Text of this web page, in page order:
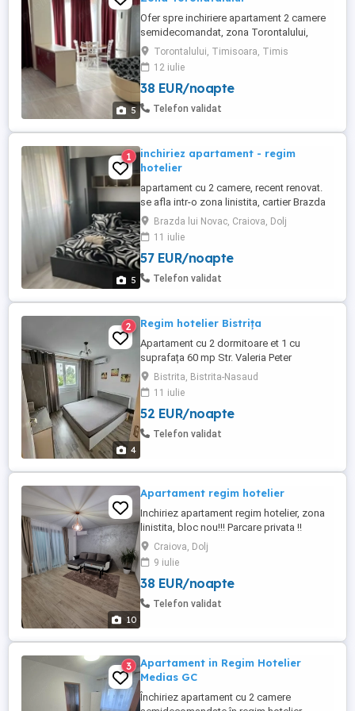
5
Ofer spre inchiriere apartament 2 camere
semidecomandat, zona Torontalului,
complex Toronto. Apartamentul este
complet mobilat si utilat, fiind format din
dormitor matrimonial, baie, living si
bucatarie open space ( coltarul NU este
extensibil) Pret 200ron zi
Torontalului, Timisoara, Timis
12 iulie
38 EUR/noapte
Telefon validat
5
1
inchiriez apartament - regim
hotelier
apartament cu 2 camere, recent renovat.
se afla intr-o zona linistita, cartier Brazda
lui Novac, langa statie de autobuz, statii
de taxi, magazine, piata, la 10 min de mers
pe jos de centrul orasului. facilitati:
bucatarie complet mobilata: plita pe gaz,
cuptor electric, frigider, sufragerie
Brazda lui Novac, Craiova, Dolj
11 iulie
57 EUR/noapte
Telefon validat
4
2 Regim hotelier Bistrița
Apartament cu 2 dormitoare et 1 cu
suprafața 60 mp Str. Valeria Peter
Predescu (pompierii)
Bistrita, Bistrita-Nasaud
11 iulie
52 EUR/noapte
Telefon validat
10
Apartament regim hotelier
Inchiriez apartament regim hotelier, zona
linistita, bloc nou!!! Parcare privata !!
Dispune de tot ce este necesar ! AC ,
Centrala proprie, masina de spalat ,
masina de cafea etc EXCLUS ESCORTE SI
PETRECERI PRIVATE !!
Craiova, Dolj
9 iulie
38 EUR/noapte
Telefon validat
3
Apartament in Regim Hotelier
Medias GC
Închiriez apartament cu 2 camere